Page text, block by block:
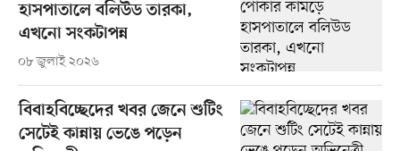
হাসপাতালে বলিউড তারকা,
এখনো সংকটাপন্ন
০৮ জুলাই ২০২৬
বিবাহবিচ্ছেদের খবর জেনে শুটিং
সেটেই কান্নায় ভেঙে পড়েন